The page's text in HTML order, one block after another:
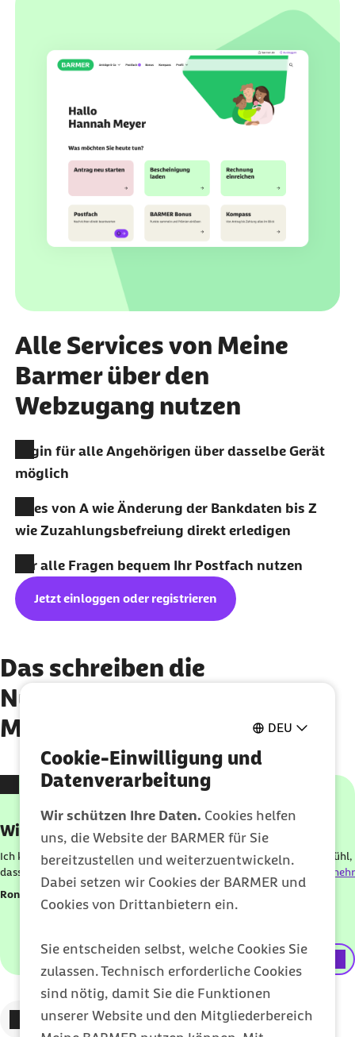
DEU
Cookie-Einwilligung und
Datenverarbeitung
Wir schützen Ihre Daten. Cookies helfen
uns, die Website der BARMER für Sie
bereitzustellen und weiterzuentwickeln.
Dabei setzen wir Cookies der BARMER und
Cookies von Drittanbietern ein.
Sie entscheiden selbst, welche Cookies Sie
zulassen. Technisch erforderliche Cookies
sind nötig, damit Sie die Funktionen
unserer Website und den Mitgliederbereich
Alle Services von Meine
Barmer über den
Webzugang nutzen
Login für alle Angehörigen über dasselbe Gerät
möglich
Alles von A wie Änderung der Bankdaten bis Z
wie Zuzahlungsbefreiung direkt erledigen
Für alle Fragen bequem Ihr Postfach nutzen
Jetzt einloggen oder registrieren
Das schreiben die
Nutzerinnen und Nutzer zu
Meine Barmer
Karussell mit 4 Elementen
Element 1 von 4
Wirklich top
Ich kommuniziere über die App auch mit der Kasse und habe das Gefühl,
dass sie dort sehr gut eingebunden ist. Wirklich top!
mehr
Ronald M.
externer Link:
Zum vorigen Element
Zum nächsten Element